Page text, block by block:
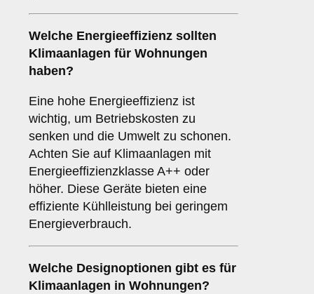
Welche Energieeffizienz sollten
Klimaanlagen für Wohnungen
haben?
Eine hohe Energieeffizienz ist
wichtig, um Betriebskosten zu
senken und die Umwelt zu schonen.
Achten Sie auf Klimaanlagen mit
Energieeffizienzklasse A++ oder
höher. Diese Geräte bieten eine
effiziente Kühlleistung bei geringem
Energieverbrauch.
Welche Designoptionen gibt es für
Klimaanlagen in Wohnungen?